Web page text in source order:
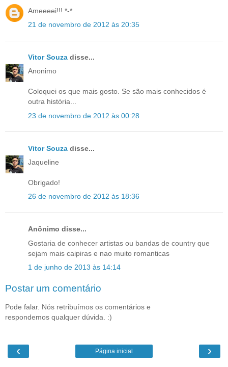
Ameeeei!!! *-*
21 de novembro de 2012 às 20:35
Vitor Souza disse...
Anonimo
Coloquei os que mais gosto. Se são mais conhecidos é
outra história...
23 de novembro de 2012 às 00:28
Vitor Souza disse...
Jaqueline
Obrigado!
26 de novembro de 2012 às 18:36
Anônimo disse...
Gostaria de conhecer artistas ou bandas de country que
sejam mais caipiras e nao muito romanticas
1 de junho de 2013 às 14:14
Postar um comentário
Pode falar. Nós retribuímos os comentários e
respondemos qualquer dúvida. :)
‹ ›
Página inicial